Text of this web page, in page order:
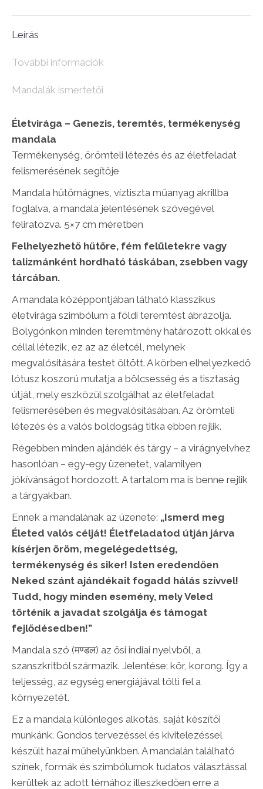
Leírás
További információk
Mandalák ismertetői
Életvirága – Genezis, teremtés, termékenység
mandala
Termékenység, örömteli létezés és az életfeladat
felismerésének segítője
Mandala hűtőmágnes, víztiszta műanyag akrillba
foglalva, a mandala jelentésének szövegével
feliratozva. 5×7 cm méretben
Felhelyezhető hűtőre, fém felületekre vagy
talizmánként hordható táskában, zsebben vagy
tárcában.
A mandala középpontjában látható klasszikus
életvirága szimbólum a földi teremtést ábrázolja.
Bolygónkon minden teremtmény határozott okkal és
céllal létezik, ez az az életcél, melynek
megvalósítására testet öltött. A körben elhelyezkedő
lótusz koszorú mutatja a bölcsesség és a tisztaság
útját, mely eszközül szolgálhat az életfeladat
felismerésében és megvalósításában. Az örömteli
létezés és a valós boldogság titka ebben rejlik.
Régebben minden ajándék és tárgy – a virágnyelvhez
hasonlóan – egy-egy üzenetet, valamilyen
jókívánságot hordozott. A tartalom ma is benne rejlik
a tárgyakban.
Ennek a mandalának az üzenete: „Ismerd meg
Életed valós célját! Életfeladatod útján járva
kísérjen öröm, megelégedettség,
termékenység és siker! Isten eredendően
Neked szánt ajándékait fogadd hálás szívvel!
Tudd, hogy minden esemény, mely Veled
történik a javadat szolgálja és támogat
fejlődésedben!”
Mandala szó (मण्डल) az ősi indiai nyelvből, a
szanszkritból származik. Jelentése: kör, korong. Így a
teljesség, az egység energiájával tölti fel a
környezetét.
Ez a mandala különleges alkotás, saját készítői
munkánk. Gondos tervezéssel és kivitelezéssel
készült hazai műhelyünkben. A mandalán található
színek, formák és szimbólumok tudatos választással
kerültek az adott témához illeszkedően erre a